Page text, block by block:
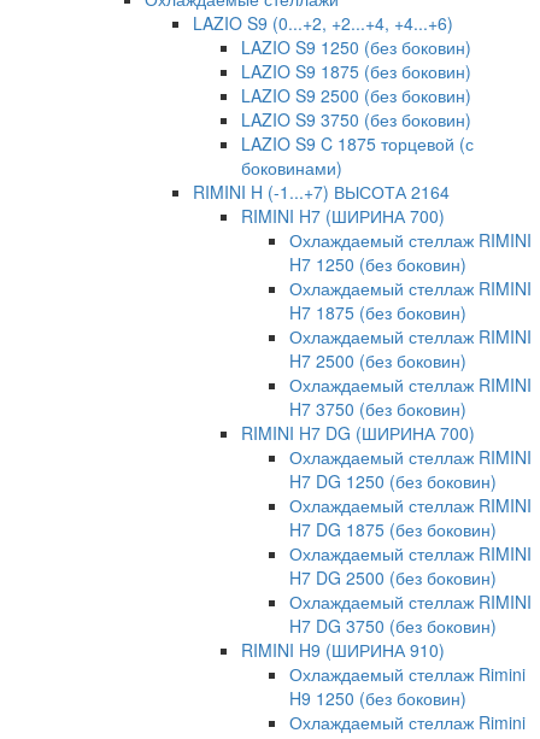
LAZIO S9 (0...+2, +2...+4, +4...+6)
LAZIO S9 1250 (без боковин)
LAZIO S9 1875 (без боковин)
LAZIO S9 2500 (без боковин)
LAZIO S9 3750 (без боковин)
LAZIO S9 C 1875 торцевой (с
боковинами)
RIMINI H (-1...+7) ВЫСОТА 2164
RIMINI H7 (ШИРИНА 700)
Охлаждаемый стеллаж RIMINI
H7 1250 (без боковин)
Охлаждаемый стеллаж RIMINI
H7 1875 (без боковин)
Охлаждаемый стеллаж RIMINI
H7 2500 (без боковин)
Охлаждаемый стеллаж RIMINI
H7 3750 (без боковин)
RIMINI H7 DG (ШИРИНА 700)
Охлаждаемый стеллаж RIMINI
H7 DG 1250 (без боковин)
Охлаждаемый стеллаж RIMINI
H7 DG 1875 (без боковин)
Охлаждаемый стеллаж RIMINI
H7 DG 2500 (без боковин)
Охлаждаемый стеллаж RIMINI
H7 DG 3750 (без боковин)
RIMINI H9 (ШИРИНА 910)
Охлаждаемый стеллаж Rimini
H9 1250 (без боковин)
Охлаждаемый стеллаж Rimini